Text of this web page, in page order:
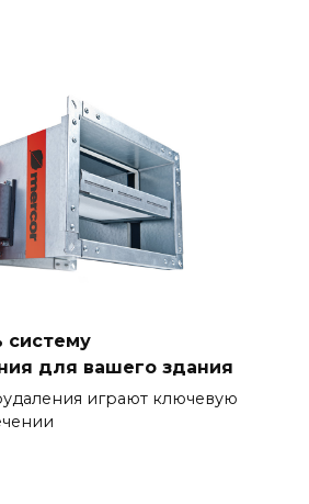
систему
для вашего здания
играют ключевую